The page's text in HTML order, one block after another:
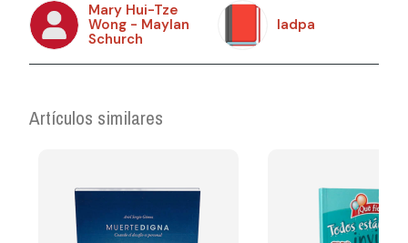
Mary Hui-Tze
Wong - Maylan
Schurch
Iadpa
Artículos similares